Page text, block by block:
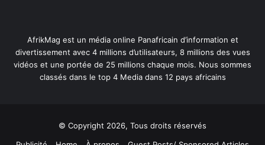
AfrikMag est un média online Panafricain d’information et
divertissement avec 4 millions d’utilisateurs, 8 millions des vues
vidéos et une portée de 25 millions chaque mois. Nous sommes
classés dans le top 4 Media dans 12 pays africains
© Copyright 2026, Tous droits réservés